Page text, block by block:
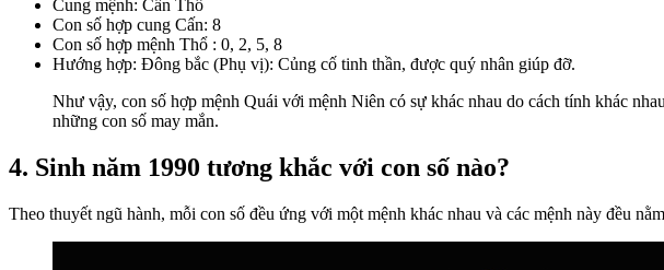
Cung mệnh: Cấn Thổ
Con số hợp cung Cấn: 8
Con số hợp mệnh Thổ : 0, 2, 5, 8
Hướng hợp: Đông bắc (Phụ vị): Củng cố tinh thần, được quý nhân giúp đỡ.
Như vậy, con số hợp mệnh Quái với mệnh Niên có sự khác nhau do cách tính khác
những con số may mắn.
4. Sinh năm 1990 tương khắc với con số nào?
Theo thuyết ngũ hành, mỗi con số đều ứng với một mệnh khác nhau và các mệnh này đều